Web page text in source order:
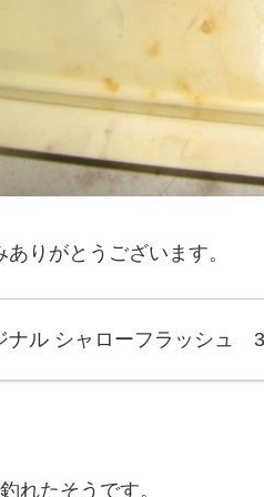
りがとうございます。
ナル シャローフラッシュ
れたそうです。